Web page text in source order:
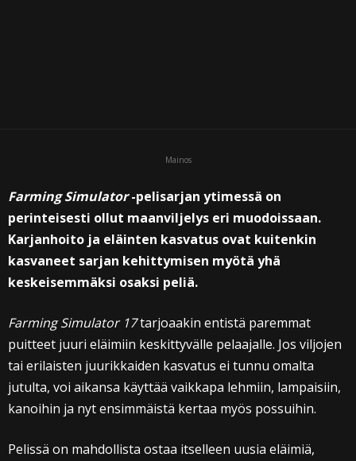
Mainos
Farming Simulator-pelisarjan ytimessä on
perinteisesti ollut maanviljelys eri muodoissaan.
Karjanhoito ja eläinten kasvatus ovat kuitenkin
kasvaneet sarjan kehittymisen myötä yhä
keskeisemmäksi osaksi peliä.
Farming Simulator 17tarjoaakin entistä paremmat
puitteet juuri eläimiin keskittyvälle pelaajalle. Jos viljojen
tai erilaisten juurikkaiden kasvatus ei tunnu omalta
jutulta, voi aikansa käyttää vaikkapa lehmiin, lampaisiin,
kanoihin ja nyt ensimmäistä kertaa myös possuihin.
Pelissä on mahdollista ostaa itselleen uusia eläimiä,